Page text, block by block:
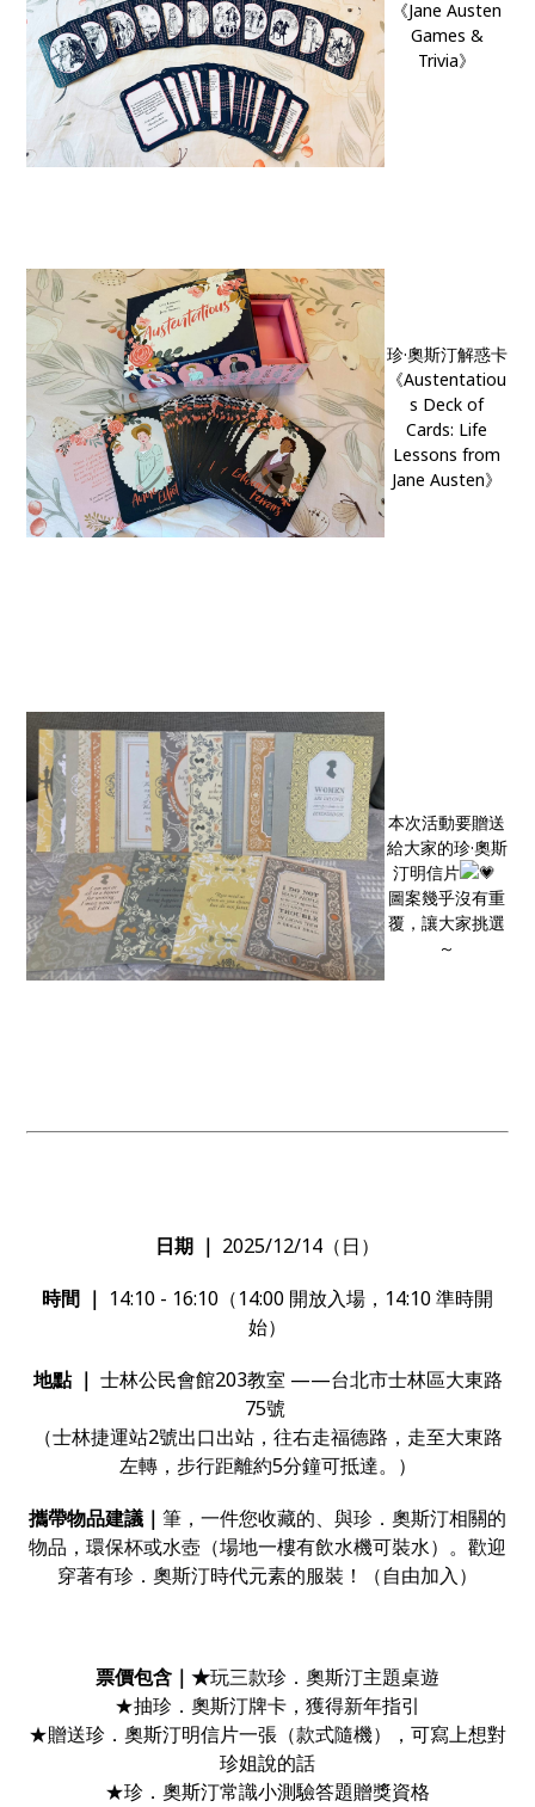
《Jane Austen
Games &
Trivia》
珍·奧斯汀解惑卡
《Austentatiou
s Deck of
Cards: Life
Lessons from
Jane Austen》
本次活動要贈送
給大家的珍·奧斯
汀明信片
圖案幾乎沒有重
覆，讓大家挑選
～
日期 ｜ 2025/12/14 （日）
時間 ｜ 14:10 - 16:10 （14:00 開放入場，14:10 準時開
始）
地點 ｜ 士林公民會館203教室 ——台北市士林區大東路
75號
（士林捷運站2號出口出站，往右走福德路，走至大東路
左轉，步行距離約5分鐘可抵達。 ）
攜帶物品建議｜ 筆，一件您收藏的、與珍．奧斯汀相關的
物品，環保杯或水壺（場地一樓有飲水機可裝水）。歡迎
穿著有珍．奧斯汀時代元素的服裝！（自由加入）
票價包含｜ ★玩三款珍．奧斯汀主題桌遊
★抽珍．奧斯汀牌卡，獲得新年指引
★贈送珍．奧斯汀明信片一張 （款式隨機）
，可寫上想對
珍姐說的話
★珍．奧斯汀常識小測驗答題贈獎資格